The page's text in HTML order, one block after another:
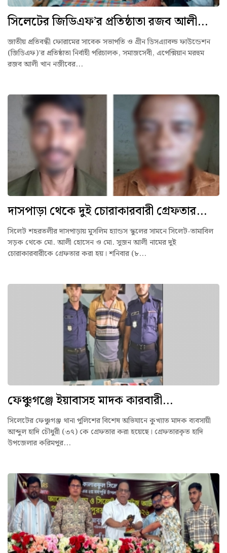
সিলেটের জিডিএফ’র প্রতিষ্ঠাতা রজব আলী...
জাতীয় প্রতিবন্ধী ফোরামের সাবেক সভাপতি ও গ্রীন ডিসএ্যাবল্ড ফাউন্ডেশন
(জিডিএফ)’র প্রতিষ্ঠাতা নির্বাহী পরিচালক, সমাজসেবী, এপেক্সিয়ান মরহুম
রজব আলী খান নজীবের...
দাসপাড়া থেকে দুই চোরাকারবারী গ্রেফতার...
সিলেট শহরতলীর দাসপাড়ায় মুসলিম হ্যান্ডস স্কুলের সামনে সিলেট-তামাবিল
সড়ক থেকে মো. আলী হোসেন ও মো. সুজন আলী নামের দুই
চোরাকারবারীকে গ্রেফতার করা হয়। শনিবার (৮...
ফেঞ্চুগঞ্জে ইয়াবাসহ মাদক কারবারী...
সিলেটের ফেঞ্চুগঞ্জ থানা পুলিশের বিশেষ অভিযানে কুখ্যাত মাদক ব্যবসায়ী
আব্দুল হাদি চৌধুরী (৩৭) কে গ্রেফতার করা হয়েছে। গ্রেফতারকৃত হাদি
উপজেলার করিমপুর...